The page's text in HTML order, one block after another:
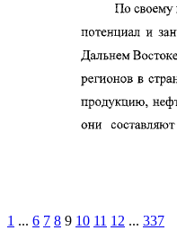
1 ... 6 7 8 9 10 11 12 ... 337